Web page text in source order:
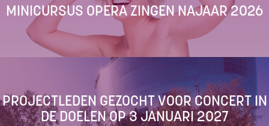
MINICURSUS OPERA ZINGEN NAJAAR 2026
PROJECTLEDEN GEZOCHT VOOR CONCERT IN
DE DOELEN OP 3 JANUARI 2027